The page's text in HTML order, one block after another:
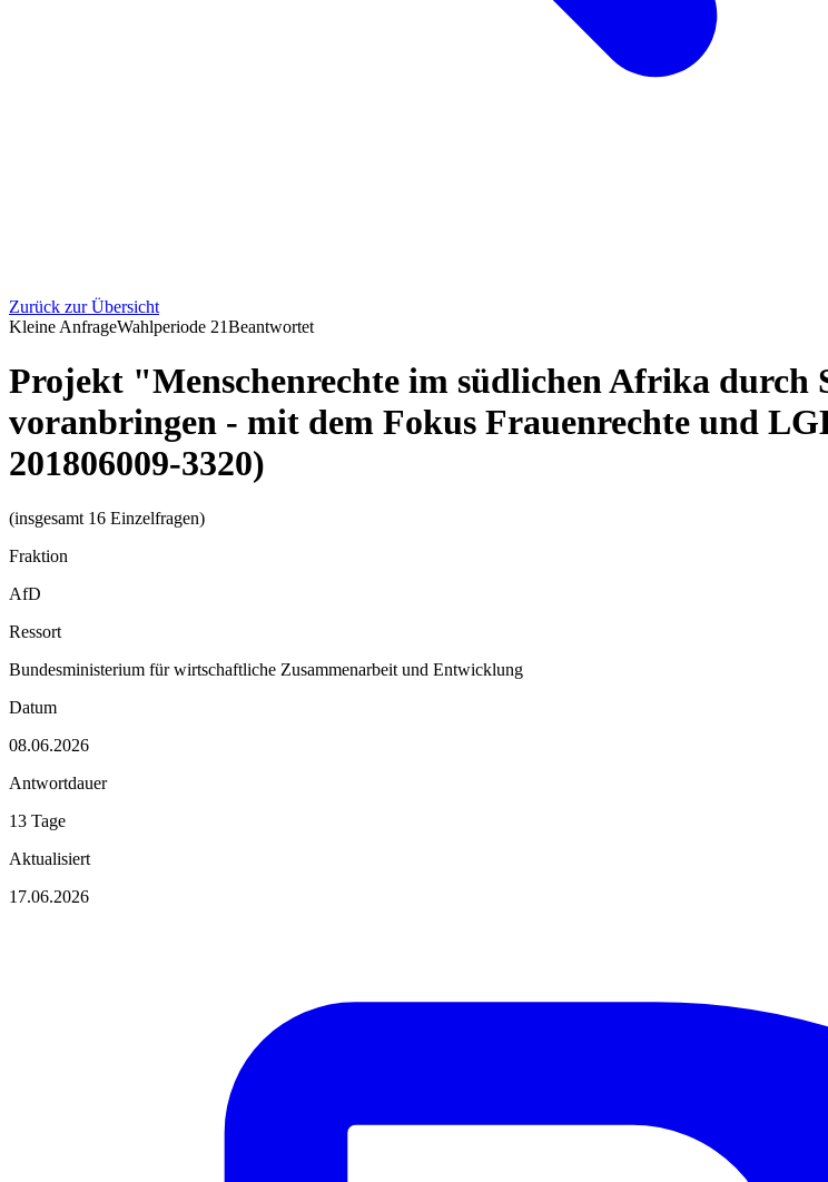
Zurück zur Übersicht
Kleine AnfrageWahlperiode 21Beantwortet
Projekt "Menschenrechte im südlichen Afrika
voranbringen - mit dem Fokus Frauenrechte und
201806009-3320)
(insgesamt 16 Einzelfragen)
Fraktion
AfD
Ressort
Bundesministerium für wirtschaftliche Zusammenarbeit und Entwicklung
Datum
08.06.2026
Antwortdauer
13 Tage
Aktualisiert
17.06.2026